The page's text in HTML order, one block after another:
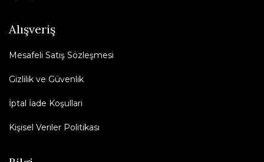
Alışveriş
Mesafeli Satış Sözleşmesi
Gizlilik ve Güvenlik
İptal İade Koşullari
Kişisel Veriler Politikası